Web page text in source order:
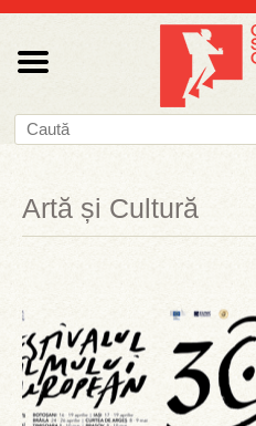
Artă și Cultură